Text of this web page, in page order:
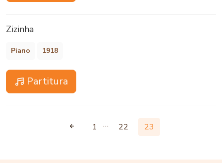
Zizinha
Piano 1918
Partitura
1 … 22 23